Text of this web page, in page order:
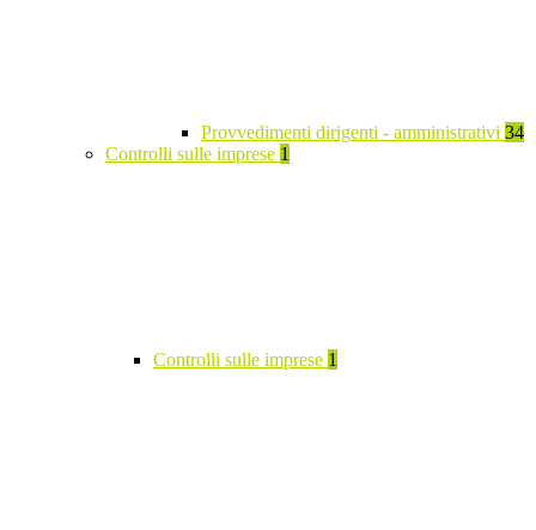
Provvedimenti dirigenti - amministrativi 34
Controlli sulle imprese 1
Controlli sulle imprese 1